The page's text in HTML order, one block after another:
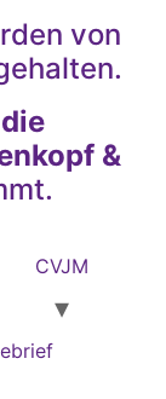
von
die
&
CVJM